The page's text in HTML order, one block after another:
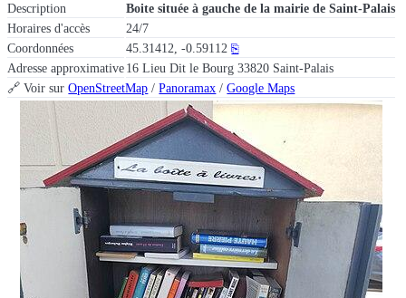
Description
Boite située à gauche de la mairie de Saint-Palais
Horaires d'accès
24/7
Coordonnées
45.31412, -0.59112 ⎘
Adresse approximative16 Lieu Dit le Bourg 33820 Saint-Palais
🔗 Voir surOpenStreetMap /Panoramax /Google Maps